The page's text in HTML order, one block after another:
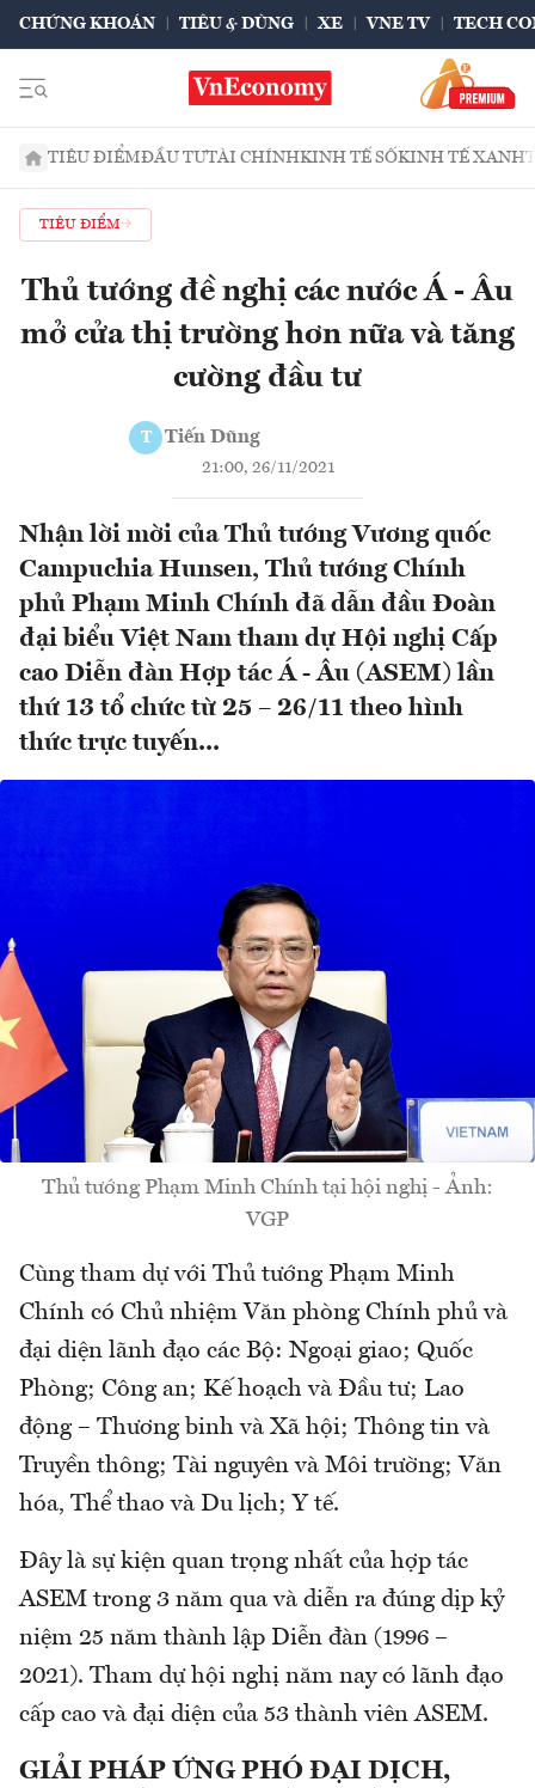
CHỨNG KHOÁN TIÊU & DÙNG XE VNE TV TECH
TIÊU ĐIỂMĐẦU TƯTÀI CHÍNHKINH TẾ SỐKINH TẾ XANH
TIÊU ĐIỂM
Thủ tướng đề nghị các nước Á - Âu
mở cửa thị trường hơn nữa và tăng
cường đầu tư
T Tiến Dũng
21:00, 26/11/2021
Nhận lời mời của Thủ tướng Vương quốc
Campuchia Hunsen, Thủ tướng Chính
phủ Phạm Minh Chính đã dẫn đầu Đoàn
đại biểu Việt Nam tham dự Hội nghị Cấp
cao Diễn đàn Hợp tác Á - Âu (ASEM) lần
thứ 13 tổ chức từ 25 – 26/11 theo hình
thức trực tuyến...
Thủ tướng Phạm Minh Chính tại hội nghị - Ảnh:
VGP
Cùng tham dự với Thủ tướng Phạm Minh
Chính có Chủ nhiệm Văn phòng Chính phủ và
đại diện lãnh đạo các Bộ: Ngoại giao; Quốc
Phòng; Công an; Kế hoạch và Đầu tư; Lao
động – Thương binh và Xã hội; Thông tin và
Truyền thông; Tài nguyên và Môi trường; Văn
hóa, Thể thao và Du lịch; Y tế.
Đây là sự kiện quan trọng nhất của hợp tác
ASEM trong 3 năm qua và diễn ra đúng dịp kỷ
niệm 25 năm thành lập Diễn đàn (1996 –
2021). Tham dự hội nghị năm nay có lãnh đạo
cấp cao và đại diện của 53 thành viên ASEM.
GIẢI PHÁP ỨNG PHÓ ĐẠI DỊCH,